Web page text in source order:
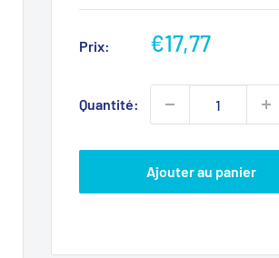
Prix:
Prix
€17,77
Quantité:
Ajouter au panier